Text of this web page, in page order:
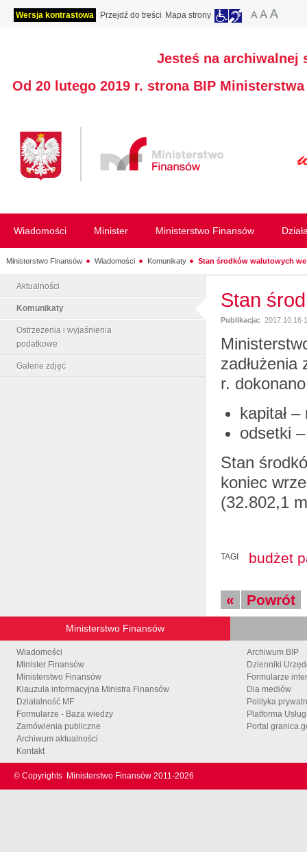
Wersja kontrastowa Przejdź do treści Mapa strony
Jesteś na archiwalnej
Od 20 lutego 2019 r. strona BIP
Wiadomości Minister Ministerstwo Finansów
Ministerstwo Finansów Wiadomości Komunikaty Stan środków walutowych
Aktualności
Komunikaty
Ostrzeżenia i wyjaśnienia
podatkowe
Galerie zdjęć
Stan
Publikacja: 2017.10.16
r.
kapitał
odsetki
Stan
koniec
(32.802,1
TAGI budżet
« Powrót
Ministerstwo Finansów
Wiadomości
Minister Finansów
Ministerstwo Finansów
Klauzula informacyjna Ministra Finansów
Działalność MF
Formularze - Baza wiedzy
Zamówienia publiczne
Archiwum aktualności
Kontakt
Archiwum BIP
Dzienniki
Formularze
Dla mediów
Polityka
Platforma
Portal
© Copyrights Ministerstwo Finansów 2011-2026